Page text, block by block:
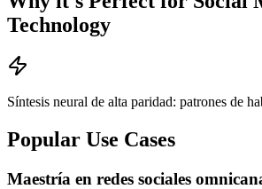
Technology
Síntesis neural de alta paridad: patrones de
Popular Use Cases
Maestría en redes sociales